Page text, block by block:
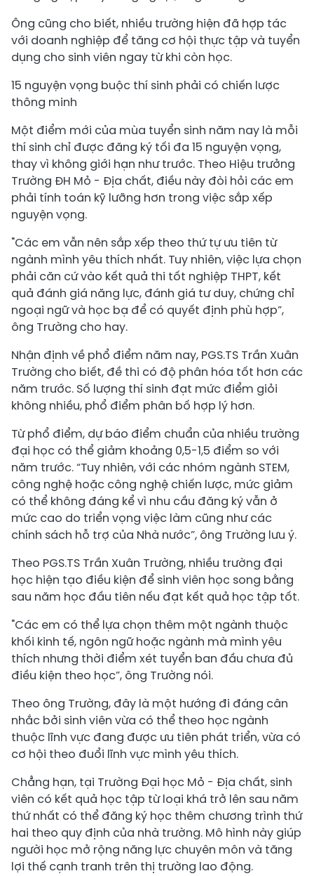
Ông cũng cho biết, nhiều trường hiện đã hợp tác
với doanh nghiệp để tăng cơ hội thực tập và tuyển
dụng cho sinh viên ngay từ khi còn học.
15 nguyện vọng buộc thí sinh phải có chiến lược
thông minh
Một điểm mới của mùa tuyển sinh năm nay là mỗi
thí sinh chỉ được đăng ký tối đa 15 nguyện vọng,
thay vì không giới hạn như trước. Theo Hiệu trưởng
Trường ĐH Mỏ - Địa chất, điều này đòi hỏi các em
phải tính toán kỹ lưỡng hơn trong việc sắp xếp
nguyện vọng.
"Các em vẫn nên sắp xếp theo thứ tự ưu tiên từ
ngành mình yêu thích nhất. Tuy nhiên, việc lựa chọn
phải căn cứ vào kết quả thi tốt nghiệp THPT, kết
quả đánh giá năng lực, đánh giá tư duy, chứng chỉ
ngoại ngữ và học bạ để có quyết định phù hợp”,
ông Trường cho hay.
Nhận định về phổ điểm năm nay, PGS.TS Trần Xuân
Trường cho biết, đề thi có độ phân hóa tốt hơn các
năm trước. Số lượng thí sinh đạt mức điểm giỏi
không nhiều, phổ điểm phân bố hợp lý hơn.
Từ phổ điểm, dự báo điểm chuẩn của nhiều trường
đại học có thể giảm khoảng 0,5-1,5 điểm so với
năm trước. “Tuy nhiên, với các nhóm ngành STEM,
công nghệ hoặc công nghệ chiến lược, mức giảm
có thể không đáng kể vì nhu cầu đăng ký vẫn ở
mức cao do triển vọng việc làm cũng như các
chính sách hỗ trợ của Nhà nước”, ông Trường lưu ý.
Theo PGS.TS Trần Xuân Trường, nhiều trường đại
học hiện tạo điều kiện để sinh viên học song bằng
sau năm học đầu tiên nếu đạt kết quả học tập tốt.
"Các em có thể lựa chọn thêm một ngành thuộc
khối kinh tế, ngôn ngữ hoặc ngành mà mình yêu
thích nhưng thời điểm xét tuyển ban đầu chưa đủ
điều kiện theo học”, ông Trường nói.
Theo ông Trường, đây là một hướng đi đáng cân
nhắc bởi sinh viên vừa có thể theo học ngành
thuộc lĩnh vực đang được ưu tiên phát triển, vừa có
cơ hội theo đuổi lĩnh vực mình yêu thích.
Chẳng hạn, tại Trường Đại học Mỏ - Địa chất, sinh
viên có kết quả học tập từ loại khá trở lên sau năm
thứ nhất có thể đăng ký học thêm chương trình thứ
hai theo quy định của nhà trường. Mô hình này giúp
người học mở rộng năng lực chuyên môn và tăng
lợi thế cạnh tranh trên thị trường lao động.